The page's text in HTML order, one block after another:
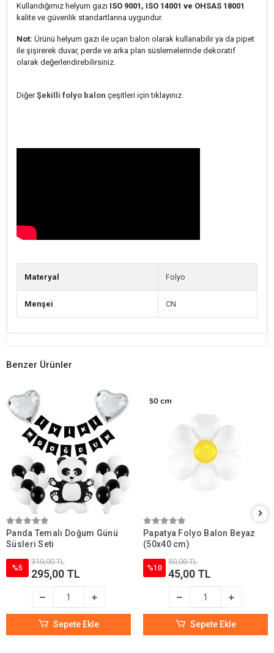
Kullandığımız helyum gazı ISO 9001, ISO 14001 ve OHSAS 18001
kalite ve güvenlik standartlarına uygundur.
Not: Ürünü helyum gazı ile uçan balon olarak kullanabilir ya da pipet
ile şişirerek duvar, perde ve arka plan süslemelerinde dekoratif
olarak değerlendirebilirsiniz.
DiğerŞekilli folyo balon çeşitleri için tıklayınız.
Materyal Folyo
Menşei CN
Benzer Ürünler
Panda Temalı Doğum Günü
Süsleri Seti
%5
310,00 TL
295,00 TL
Sepete Ekle
Papatya Folyo Balon Beyaz
(50x40 cm)
%10
50,00 TL
45,00 TL
Sepete Ekle